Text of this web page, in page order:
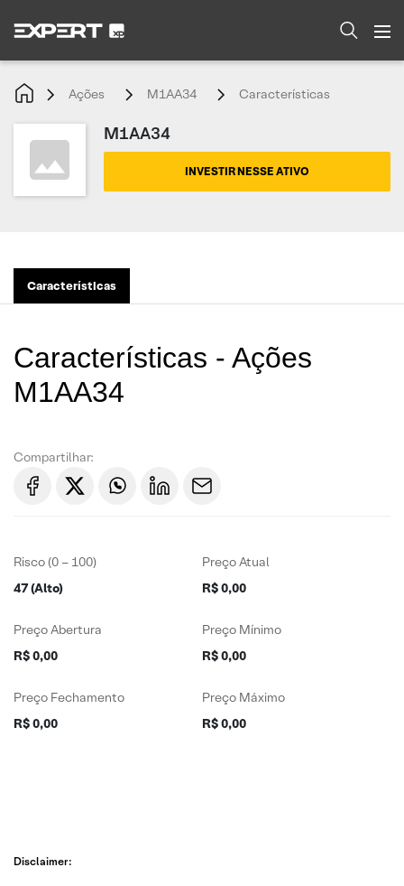
Ações M1AA34 Características
M1AA34
INVESTIR NESSE ATIVO
Características
Características - Ações
M1AA34
Compartilhar:
Risco (0 – 100)
47 (Alto)
Preço Atual
R$ 0,00
Preço Abertura
R$ 0,00
Preço Mínimo
R$ 0,00
Preço Fechamento
R$ 0,00
Preço Máximo
R$ 0,00
Disclaimer: